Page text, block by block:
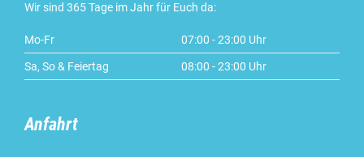
Wir sind 365 Tage im Jahr für Euch da:
Mo-Fr 07:00 - 23:00 Uhr
Sa, So & Feiertag 08:00 - 23:00 Uhr
Anfahrt